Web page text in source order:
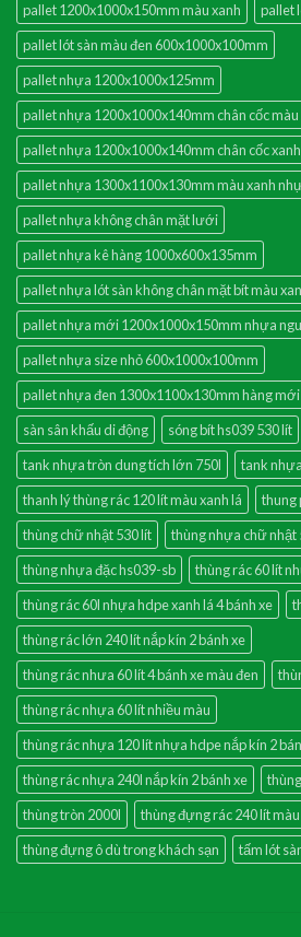
pallet 1200x1000x150mm màu xanh
pallet
pallet lót sàn màu đen 600x1000x100mm
pallet nhựa 1200x1000x125mm
pallet nhựa 1200x1000x140mm chân cốc
pallet nhựa 1200x1000x140mm chân cốc
pallet nhựa 1300x1100x130mm màu xanh
pallet nhựa không chân mặt lưới
pallet nhựa kê hàng 1000x600x135mm
pallet nhựa lót sàn không chân mặt bít màu
pallet nhựa mới 1200x1000x150mm nhựa
pallet nhựa size nhỏ 600x1000x100mm
pallet nhựa đen 1300x1100x130mm hàng mới
sàn sân khấu di động
sóng bít hs039 530 lít
tank nhựa tròn dung tích lớn 750l
tank
thanh lý thùng rác 120 lít màu xanh lá
thung
thùng chữ nhật 530 lít
thùng nhựa chữ nhật
thùng nhựa đặc hs039-sb
thùng rác 60 lít
thùng rác 60l nhựa hdpe xanh lá 4 bánh xe
thùng rác lớn 240 lít nắp kín 2 bánh xe
thùng rác nhưa 60 lít 4 bánh xe màu đen
thùng rác nhựa 60 lít nhiều màu
thùng rác nhựa 120 lít nhựa hdpe nắp kín 2
thùng rác nhựa 240l nắp kín 2 bánh xe
thùng tròn 2000l
thùng đựng rác 240 lít màu
thùng đựng ô dù trong khách sạn
tấm lót